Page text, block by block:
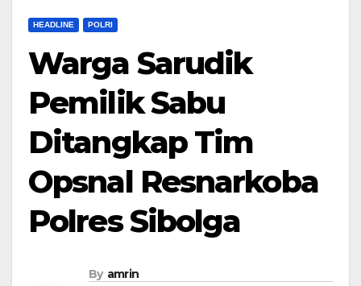
HEADLINE POLRI
Warga Sarudik
Pemilik Sabu
Ditangkap Tim
Opsnal Resnarkoba
Polres Sibolga
By amrin